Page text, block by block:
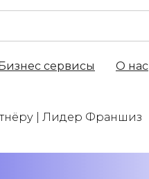
сервисы О нас
| Лидер Франшиз